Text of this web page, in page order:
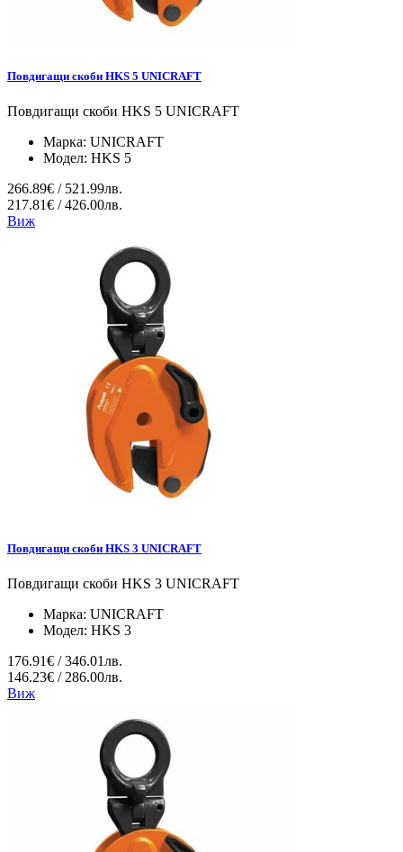
Повдигащи скоби HKS 5 UNICRAFT
Повдигащи скоби HKS 5 UNICRAFT
Марка: UNICRAFT
Модел: HKS 5
266.89€ / 521.99лв.
217.81€ / 426.00лв.
Виж
Повдигащи скоби HKS 3 UNICRAFT
Повдигащи скоби HKS 3 UNICRAFT
Марка: UNICRAFT
Модел: HKS 3
176.91€ / 346.01лв.
146.23€ / 286.00лв.
Виж